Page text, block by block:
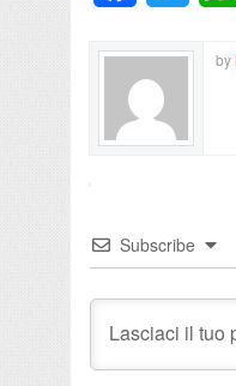
by
Subscribe